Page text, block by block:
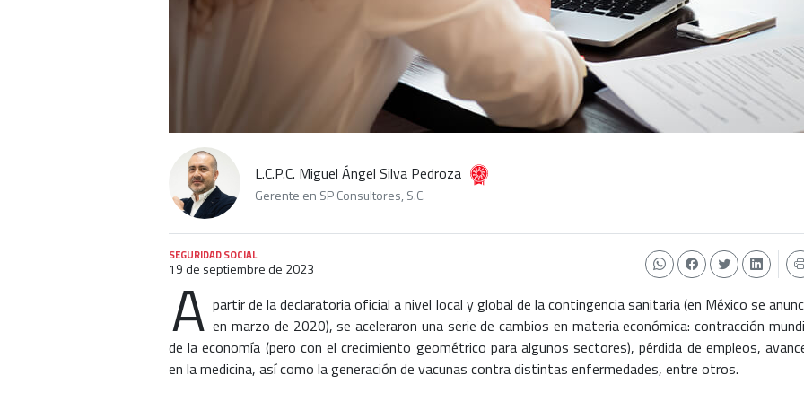
L.C.P.C. Miguel Ángel Silva Pedroza
Gerente en SP Consultores, S.C.
SEGURIDAD SOCIAL
19 de septiembre de 2023
A partir de la declaratoria oficial a nivel local y global de la contingencia sanitaria (en México se
en marzo de 2020), se aceleraron una serie de cambios en materia económica: contracción
de la economía (pero con el crecimiento geométrico para algunos sectores), pérdida de empleos,
en la medicina, así como la generación de vacunas contra distintas enfermedades, entre otros.